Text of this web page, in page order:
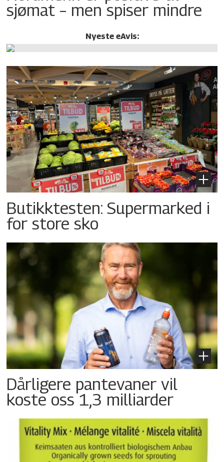
sjømat – men spiser mindre
Nyeste eAvis:
Butikktesten: Supermarked i
for store sko
Dårligere pantevaner vil
koste oss 1,3 milliarder